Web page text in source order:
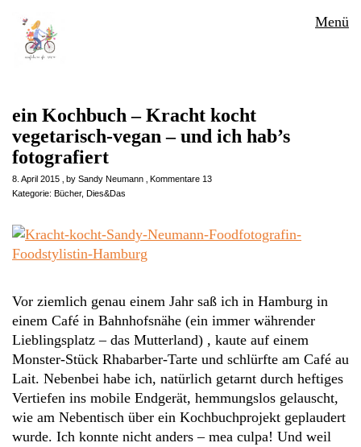
Menü
ein Kochbuch – Kracht kocht
vegetarisch-vegan – und ich hab’s
fotografiert
8. April 2015 by Sandy Neumann
Kommentare 13
Kategorie: Bücher, Dies&Das
Vor ziemlich genau einem Jahr saß ich in Hamburg in
einem Café in Bahnhofsnähe (ein immer währender
Lieblingsplatz – das Mutterland) , kaute auf einem
Monster-Stück Rhabarber-Tarte und schlürfte am Café au
Lait. Nebenbei habe ich, natürlich getarnt durch heftiges
Vertiefen ins mobile Endgerät, hemmungslos gelauscht,
wie am Nebentisch über ein Kochbuchprojekt geplaudert
wurde. Ich konnte nicht anders – mea culpa! Und weil